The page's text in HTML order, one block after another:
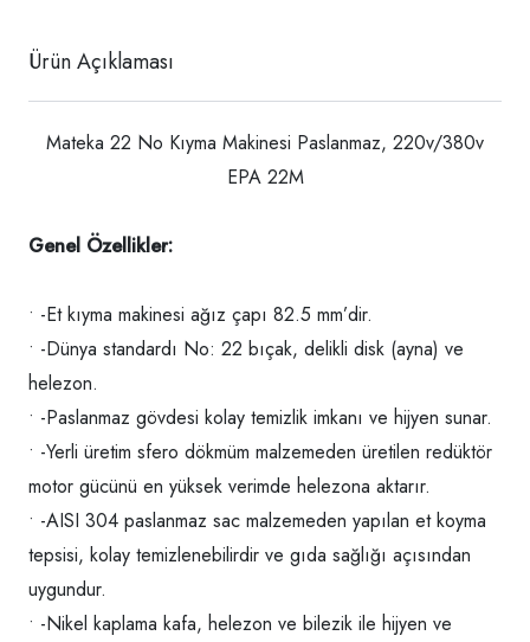
Ürün Açıklaması
Mateka 22 No Kıyma Makinesi Paslanmaz, 220v/380v
EPA 22M
Genel Özellikler:
• -Et kıyma makinesi ağız çapı 82.5 mm’dir.
• -Dünya standardı No: 22 bıçak, delikli disk (ayna) ve
helezon.
• -Paslanmaz gövdesi kolay temizlik imkanı ve hijyen sunar.
• -Yerli üretim sfero dökmüm malzemeden üretilen redüktör
motor gücünü en yüksek verimde helezona aktarır.
• -AISI 304 paslanmaz sac malzemeden yapılan et koyma
tepsisi, kolay temizlenebilirdir ve gıda sağlığı açısından
uygundur.
• -Nikel kaplama kafa, helezon ve bilezik ile hijyen ve